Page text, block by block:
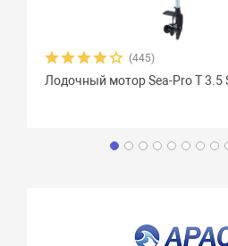
(445)
Лодочный мотор Sea-Pro T 3.5